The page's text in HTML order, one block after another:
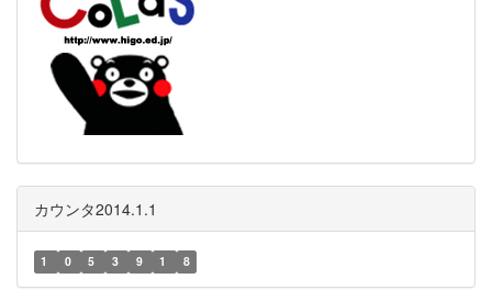
カウンタ2014.1.1
1 0 5 3 9 1 8